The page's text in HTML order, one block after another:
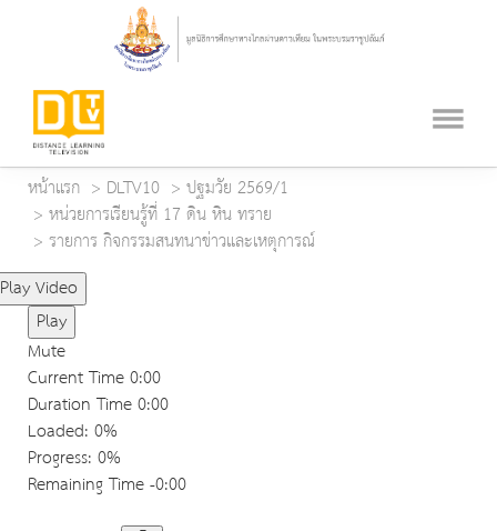
หน้าแรก DLTV10
ปฐมวัย 2569/1
หน่วยการเรียนรู้ที่ 17 ดิน หิน ทราย
รายการ กิจกรรมสนทนาข่าวและเหตุการณ์
Play Video
Play
Mute
Current Time0:00
Duration Time0:00
Loaded: 0%
Progress: 0%
Remaining Time-0:00